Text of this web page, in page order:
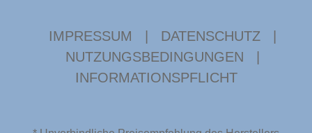
IMPRESSUM DATENSCHUTZ
NUTZUNGSBEDINGUNGEN
INFORMATIONSPFLICHT